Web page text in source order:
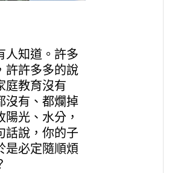
知道。許多
許許多多的說
庭教育沒有
沒有、都爛掉
光、水分，
話說，你的子
是必定隨順煩